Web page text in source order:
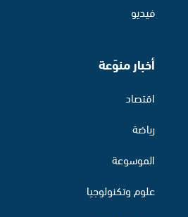
فيديو
أخبار منوّعة
اقتصاد
رياضة
الموسوعة
علوم وتكنولوجيا